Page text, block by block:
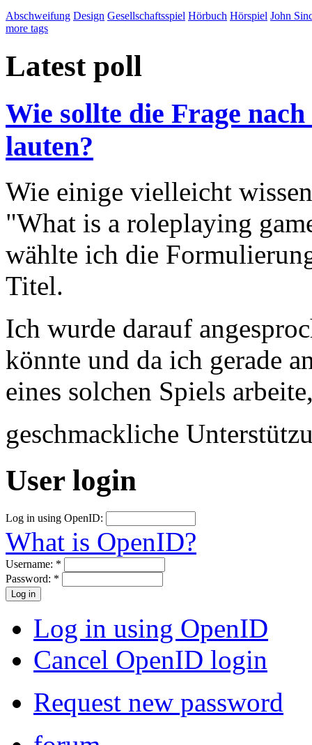
Abschweifung Design Gesellschaftsspiel Hörbuch Hörspiel John
more tags
Latest poll
Wie sollte die Frage
lauten?
Wie einige vielleicht
"What is a roleplaying
wählte ich die
Titel.
Ich wurde darauf
könnte und da ich gerade
eines solchen Spiels
geschmackliche
User login
Log in using OpenID:
What is OpenID?
Username: *
Password: *
Log in using OpenID
Cancel OpenID login
Request new password